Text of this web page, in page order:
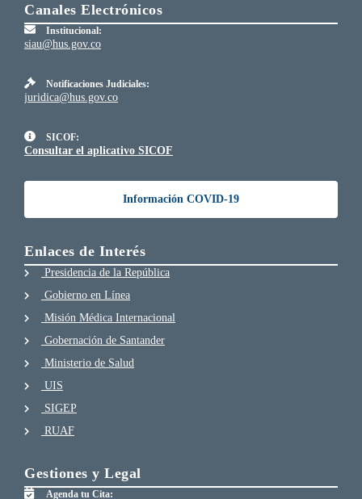
Canales Electrónicos
Institucional:
siau@hus.gov.co
Notificaciones Judiciales:
juridica@hus.gov.co
SICOF:
Consultar el aplicativo SICOF
Información COVID-19
Enlaces de Interés
Presidencia de la República
Gobierno en Línea
Misión Médica Internacional
Gobernación de Santander
Ministerio de Salud
UIS
SIGEP
RUAF
Gestiones y Legal
Agenda tu Cita: